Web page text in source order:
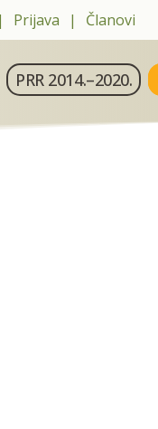
Prijava Članovi
PRR 2014.–2020.